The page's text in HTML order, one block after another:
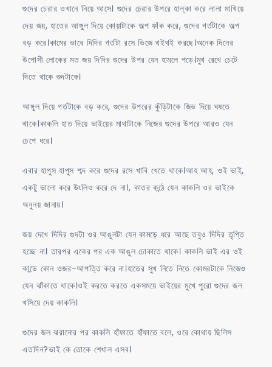
গুদের চেরার ওখানে নিয়ে আসে। গুদের চেরার উপরে হাল্কা করে লালা মাখিয়ে
দেয় জয়, হাতের আঙ্গুল দিয়ে কোয়াটাকে অল্প ফাঁক করে, গুদের গর্তটাকে অল্প
বড় করে।কামের ভাবে দিদির গর্তটা রসে ভিজে থইথই করছে।অনেক দিনের
উপোসী লোকের মত জয় দিদির গুদের উপর যেন হামলে পড়ে।মুখ রেখে চেটে
দিতে থাকে গুদটাকে।
আঙ্গুল দিয়ে গর্তটাকে বড় করে, গুদের উপরের কুঁড়িটাকে জিভ দিয়ে ঘষতে
থাকে।কাকলি হাত দিয়ে ভাইয়ের মাথাটাকে নিজের গুদের উপরে আরও যেন
চেপে ধরে।
এবার হাপুস হাপুস শব্দ করে গুদের রসে খাবি খেতে থাকে।আহ আহ, ওই ভাই,
একটু ভালো করে উংলিও করে দে না।, কাতর কন্ঠে যেন কাকলি ওর ভাইকে
অনুনয় জানায়।
জয় দেখে দিদির গুদটা ওর আঙুলটা যেন কামড়ে ধরে আছে তবুও দিদির তৃপ্তি
হচ্ছে না। তারপর একের পর এক আঙুল ঢোকাতে থাকে। কাকলি ভাই এর ওই
কান্ডে কোন ওজর-আপত্তি করে না।হাতের সুখ নিতে নিতে কোমরটাকে নিজেও
যেন ঝাঁকাতে থাকে।ওই করতে করতে একসময়ে ভাইয়ের মুখে পুরো গুদের জল
খসিয়ে দেয় কাকলি।
গুদের জল ঝরানোর পর কাকলি হাঁফাতে হাঁফাতে বলে, ওরে কোথায় ছিলিস
এতদিন?ভাই কে তোকে শেখাল এসব।